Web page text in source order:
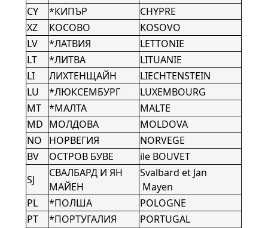
CY
*КИПЪР
CHYPRE
XZ
КОСОВО
KOSOVO
LV
*ЛАТВИЯ
LETTONIE
LT
*ЛИТВА
LITUANIE
LI
ЛИХТЕНЩАЙН
LIECHTENSTEIN
LU
*ЛЮКСЕМБУРГ
LUXEMBOURG
MT
*МАЛТА
MALTE
MD МОЛДОВА
MOLDOVA
NO
НОРВЕГИЯ
NORVEGE
BV
ОСТРОВ БУВЕ
ile BOUVET
SJ
СВАЛБАРД И ЯН
МАЙЕН
Svalbard et Jan
Mayen
PL
*ПОЛША
POLOGNE
PT
*ПОРТУГАЛИЯ
PORTUGAL